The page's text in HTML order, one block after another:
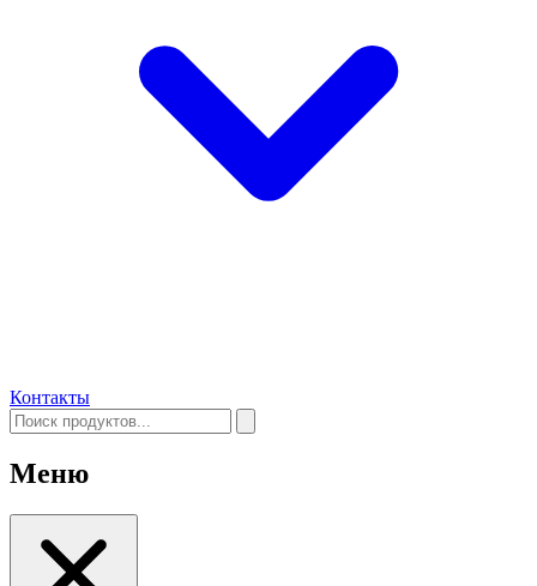
Контакты
Меню